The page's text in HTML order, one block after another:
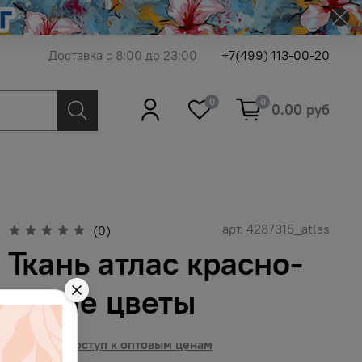
Доставка с 8:00 до 23:00 +7(499) 113-00-20
0 0 0.00 руб
(0) арт. 4287315_atlas
Ткань атлас красно-
синие цветы
Получить доступ к оптовым ценам